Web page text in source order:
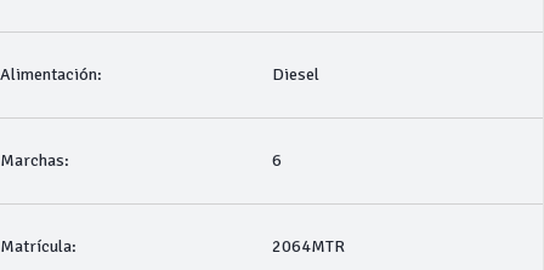
Alimentación: Diesel
Marchas: 6
Matrícula: 2064MTR